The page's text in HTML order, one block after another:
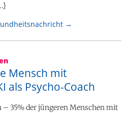
→
Mensch mit
als Psycho-Coach
35% der jüngeren Menschen mit